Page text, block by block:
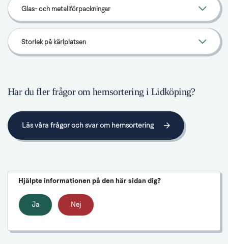
Glas- och metallförpackningar
Storlek på kärlplatsen
Har du fler frågor om hemsortering i Lidköping?
Läs våra frågor och svar om hemsortering
Hjälpte informationen på den här sidan dig?
Ja Nej